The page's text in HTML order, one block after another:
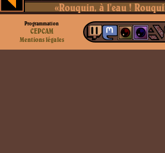
«Rouquin, à l'eau !
Programmation
CEPCAM
Mentions légales